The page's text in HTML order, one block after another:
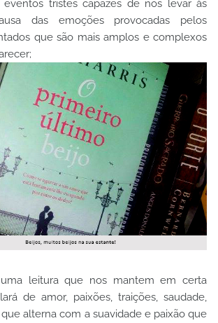
tristes capazes de nos levar às
das emoções provocadas pelos
que são mais amplos e complexos
leitura que nos mantem em certa
de amor, paixões, traições, saudade,
alterna com a suavidade e paixão que